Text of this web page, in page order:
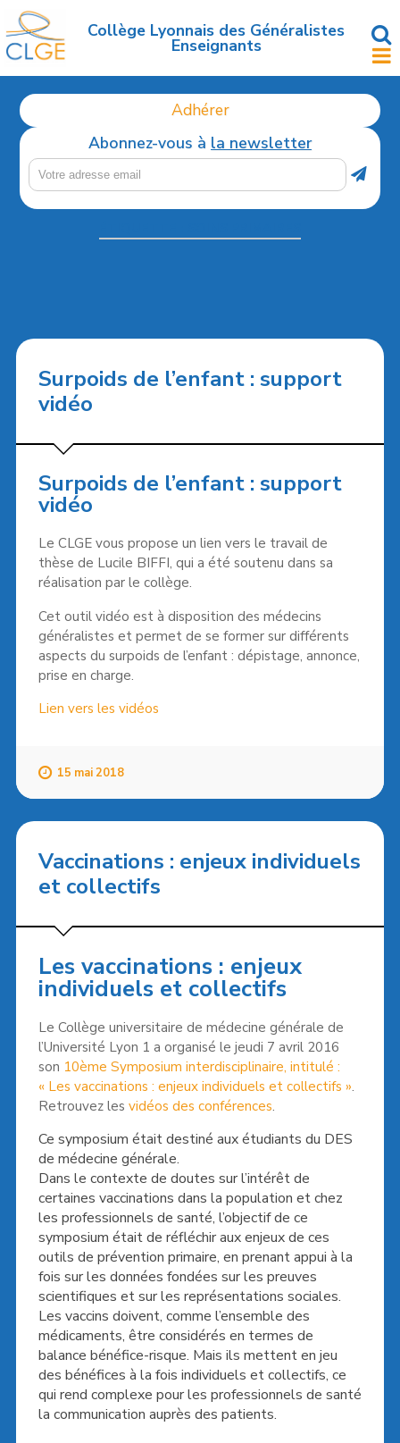
Accéder
au
contenu
Collège Lyonnais des Généralistes
Enseignants
Adhérer
Abonnez-vous à la newsletter
Surpoids de l’enfant : support
vidéo
Surpoids de l’enfant : support
vidéo
Le CLGE vous propose un lien vers le travail de
thèse de Lucile BIFFI, qui a été soutenu dans sa
réalisation par le collège.
Cet outil vidéo est à disposition des médecins
généralistes et permet de se former sur différents
aspects du surpoids de l’enfant : dépistage, annonce,
prise en charge.
Lien vers les vidéos
15 mai 2018
Vaccinations : enjeux individuels
et collectifs
Les vaccinations : enjeux
individuels et collectifs
Le Collège universitaire de médecine générale de
l’Université Lyon 1 a organisé le jeudi 7 avril 2016
son 10ème Symposium interdisciplinaire, intitulé :
« Les vaccinations : enjeux individuels et collectifs ».
Retrouvez les vidéos des conférences.
Ce symposium était destiné aux étudiants du DES
de médecine générale.
Dans le contexte de doutes sur l’intérêt de
certaines vaccinations dans la population et chez
les professionnels de santé, l’objectif de ce
symposium était de réfléchir aux enjeux de ces
outils de prévention primaire, en prenant appui à la
fois sur les données fondées sur les preuves
scientifiques et sur les représentations sociales.
Les vaccins doivent, comme l’ensemble des
médicaments, être considérés en termes de
balance bénéfice-risque. Mais ils mettent en jeu
des bénéfices à la fois individuels et collectifs, ce
qui rend complexe pour les professionnels de santé
la communication auprès des patients.